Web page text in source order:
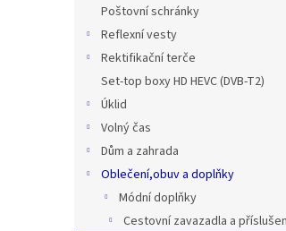
Poštovní schránky
Reflexní vesty
Rektifikační terče
Set-top boxy HD HEVC (DVB-T2)
Úklid
Volný čas
Dům a zahrada
Oblečení,obuv a doplňky
Módní doplňky
Cestovní zavazadla a